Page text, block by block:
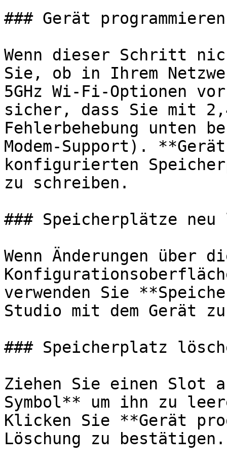
### Gerät programmieren
Wenn dieser Schritt
Sie, ob in Ihrem
5GHz﻿ Wi‑Fi‑Optionen
sicher, dass Sie mit
Fehlerbehebung unten
Modem‑Support).
konfigurierten
zu schreiben.
### Speicherplätze neu
Wenn Änderungen über
verwenden Sie
Studio mit dem Gerät
### Speicherplatz
Ziehen Sie einen Slot
Symbol** um ihn zu
Klicken Sie **Gerät
Löschung zu bestätigen.